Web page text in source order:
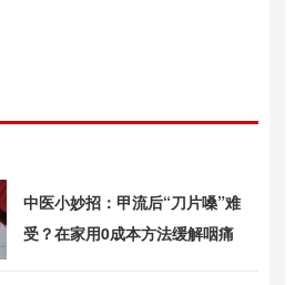
中医小妙招：甲流后“刀片嗓”难
受？在家用0成本方法缓解咽痛